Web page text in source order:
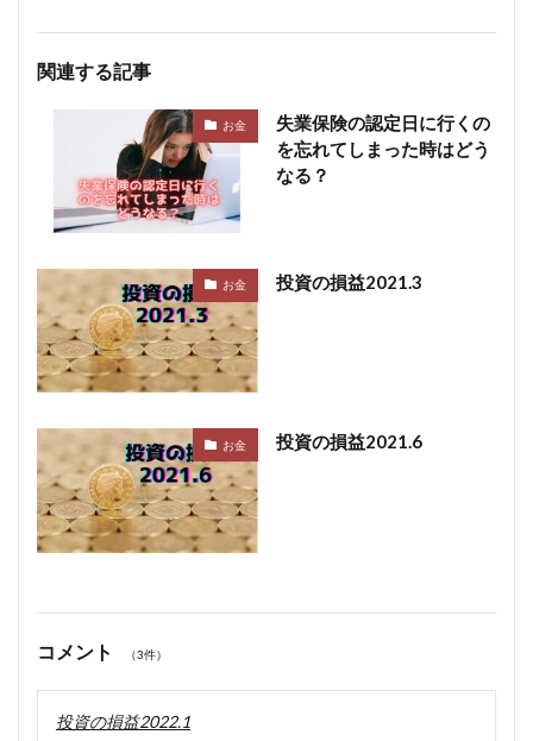
関連する記事
お金
失業保険の認定日に行くの
を忘れてしまった時はどう
なる？
お金 投資の損益2021.3
お金 投資の損益2021.6
コメント （3件）
投資の損益2022.1